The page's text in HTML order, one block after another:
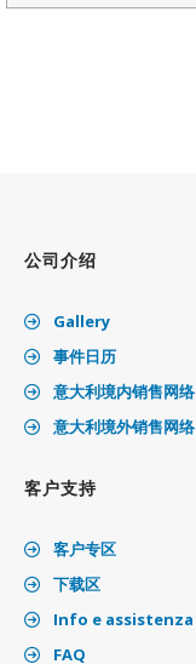
公司介绍
Gallery
事件日历
意大利境内销售网络
意大利境外销售网络
客户支持
客户专区
下载区
Info e assistenza
FAQ